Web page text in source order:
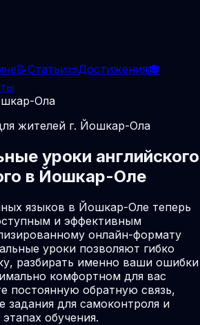
📝Статьи📜Достижения🎓
Ола
жителей г. Йошкар-Ола
уроки английского
в Йошкар-Оле
языков в Йошкар-Оле теперь
и эффективным
онлайн-формату
уроки позволяют гибко
разбирать именно ваши ошибки
комфортном для вас
постоянную обратную связь,
задания для самоконтроля и
обучения.